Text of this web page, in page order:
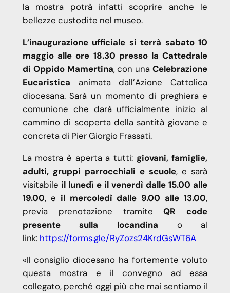
la mostra potrà infatti scoprire anche le
bellezze custodite nel museo.
L’inaugurazione ufficiale si terrà sabato 10
maggio alle ore 18.30 presso la Cattedrale
di Oppido Mamertina, con una Celebrazione
Eucaristica
animata dall’Azione Cattolica
diocesana. Sarà un momento di preghiera e
comunione che darà ufficialmente inizio al
cammino di scoperta della santità giovane e
concreta di Pier Giorgio Frassati.
La mostra è aperta a tutti: giovani, famiglie,
adulti, gruppi parrocchiali e scuole, e sarà
visitabile il lunedì e il venerdì dalle 15.00 alle
19.00, e il mercoledì dalle 9.00 alle 13.00,
previa prenotazione tramite
QR code
presente sulla locandina
o al
link: https://forms.gle/RyZozs24KrdGsWT6A
«Il consiglio diocesano ha fortemente voluto
questa mostra e il convegno ad essa
collegato, perché oggi più che mai sentiamo il